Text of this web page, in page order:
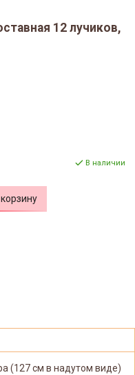
12 лучиков,
В наличии
(127 см в надутом виде)